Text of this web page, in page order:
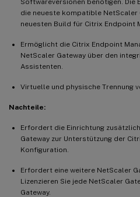
die neueste kompatible NetScaler
neuesten Build für Citrix Endpoint
Ermöglicht die Citrix Endpoint
NetScaler Gateway über den
Assistenten.
Virtuelle und physische Trennung
Nachteile:
Erfordert die Einrichtung
Gateway zur Unterstützung der
Konfiguration.
Erfordert eine weitere NetScaler
Lizenzieren Sie jede NetScaler
Gateway.